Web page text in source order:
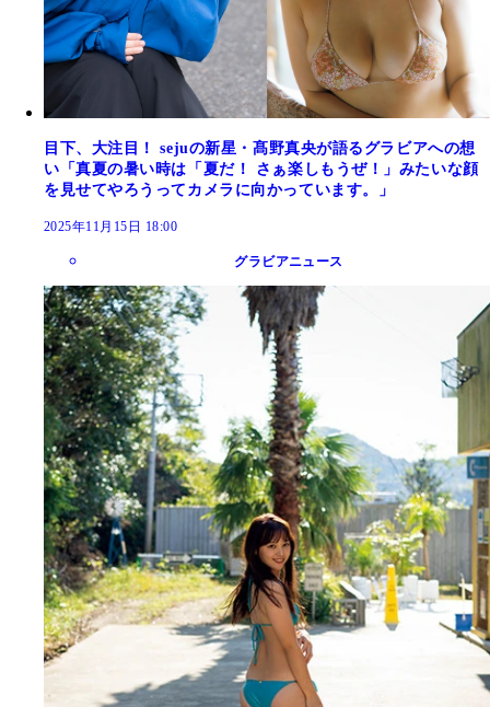
目下、大注目！ sejuの新星・髙野真央が語るグラビアへの想
い「真夏の暑い時は「夏だ！ さぁ楽しもうぜ！」みたいな顔
を見せてやろうってカメラに向かっています。」
2025年11月15日 18:00
グラビアニュース